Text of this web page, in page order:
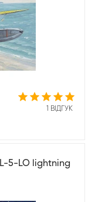
1 ВІДГУК
5-LO lightning